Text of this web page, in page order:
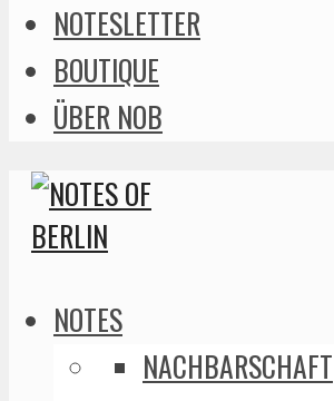
NOTESLETTER
BOUTIQUE
ÜBER NOB
NOTES
NACHBARSCHAFT